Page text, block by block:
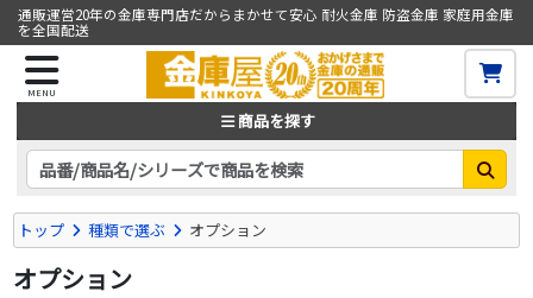
通販運営20年の金庫専門店だからまかせて安心 耐火金庫 防盗金庫 家庭用金庫
を全国配送
MENU
商品を探す
トップ 種類で選ぶ オプション
オプション